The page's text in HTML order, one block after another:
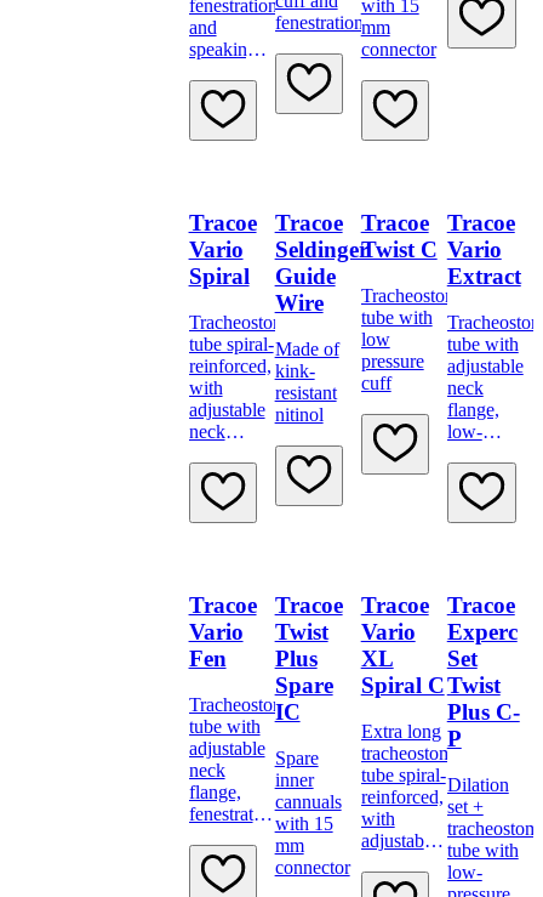
fenestration
and
speaking
B
fenestration
with 15
mm
connector
Tracoe
Vario
Spiral
Tracheostomy
tube spiral-
reinforced,
with
adjustable
neck
scale and
15 mm
connector
Tracoe
Seldinger
Guide
Wire
Made of
kink-
resistant
nitinol
Tracoe
Twist C
Tracheostomy
tube with
low
pressure
cuff
Tracoe
Vario
Extract
tube with
adjustable
neck
flange,
low-
cuff,
subglottic
suction,
Tracoe
Vario
Fen
Tracheostomy
tube with
adjustable
neck
flange,
fenestration,
15 mm
connector
Tracoe
Twist
Plus
Spare
IC
Spare
inner
cannuals
with 15
mm
connector
Tracoe
Vario
XL
Spiral C
Extra long
tracheostomy
tube spiral-
reinforced,
with
adjustable
flange,
Tracoe
Experc
Set
Twist
Plus C-
P
Dilation
set +
tube with
low-